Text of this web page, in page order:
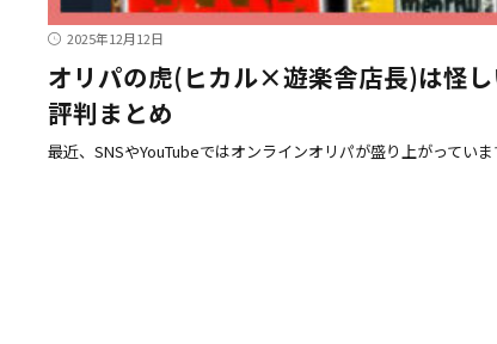
2025年12月12日
オリパの虎(ヒカル×遊楽舎店長)は怪
評判まとめ
最近、SNSやYouTubeではオンラインオリパが盛り上がってい